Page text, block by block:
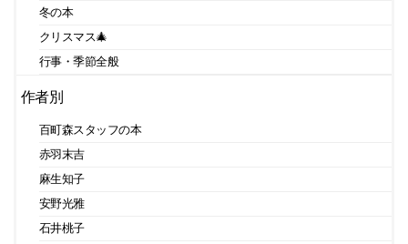
冬の本
クリスマス🎄
行事・季節全般
作者別
百町森スタッフの本
赤羽末吉
麻生知子
安野光雅
石井桃子